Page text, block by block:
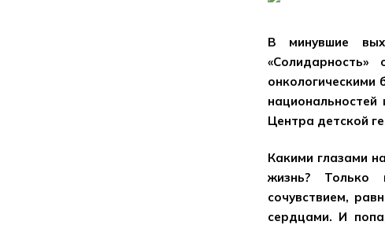
В минувшие
онкологическими
национальностей
Центра детской
Какими глазами
жизнь? Только
сочувствием,
сердцами. И